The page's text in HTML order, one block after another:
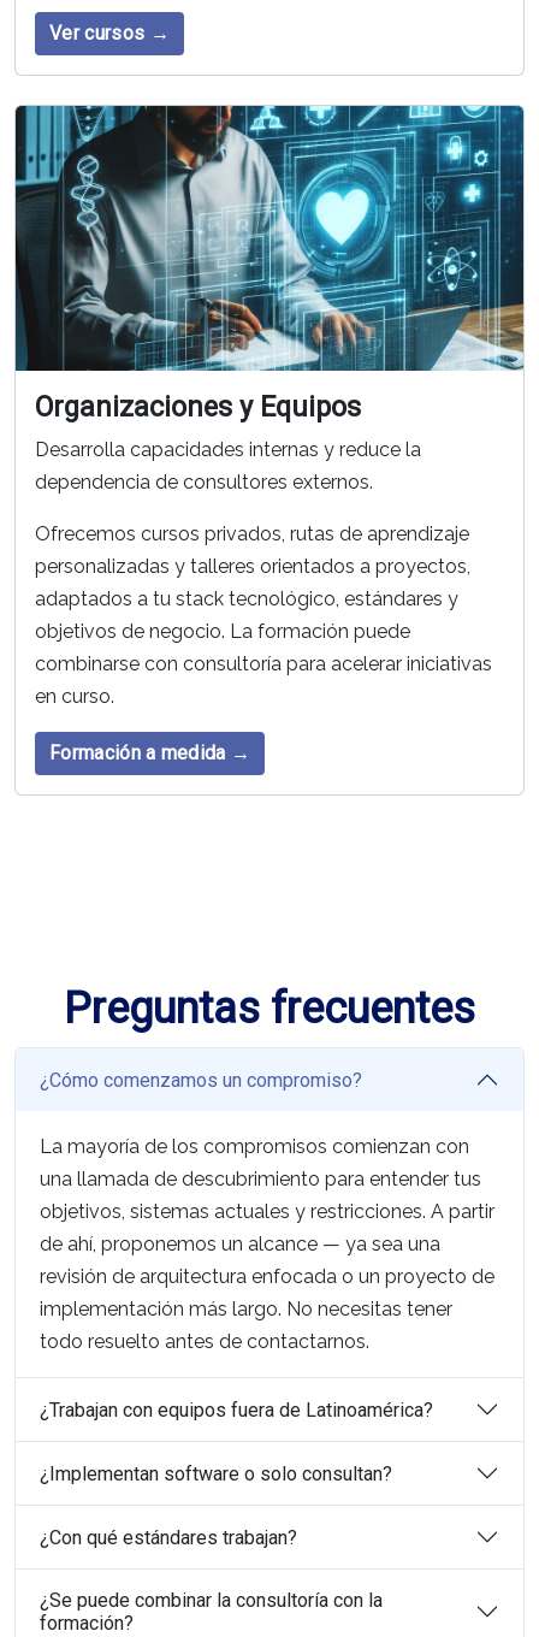
Ver cursos →
Organizaciones y Equipos
Desarrolla capacidades internas y reduce la
dependencia de consultores externos.
Ofrecemos cursos privados, rutas de aprendizaje
personalizadas y talleres orientados a proyectos,
adaptados a tu stack tecnológico, estándares y
objetivos de negocio. La formación puede
combinarse con consultoría para acelerar iniciativas
en curso.
Formación a medida →
Preguntas frecuentes
¿Cómo comenzamos un compromiso?
La mayoría de los compromisos comienzan con
una llamada de descubrimiento para entender tus
objetivos, sistemas actuales y restricciones. A partir
de ahí, proponemos un alcance — ya sea una
revisión de arquitectura enfocada o un proyecto de
implementación más largo. No necesitas tener
todo resuelto antes de contactarnos.
¿Trabajan con equipos fuera de Latinoamérica?
¿Implementan software o solo consultan?
¿Con qué estándares trabajan?
¿Se puede combinar la consultoría con la
formación?